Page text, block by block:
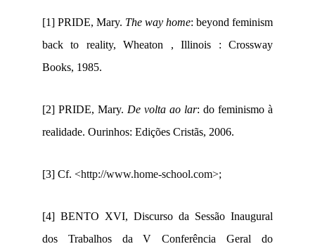
[1] PRIDE, Mary. The way home: beyond feminism
back to reality, Wheaton , Illinois : Crossway
Books, 1985.
[2] PRIDE, Mary. De volta ao lar: do feminismo à
realidade. Ourinhos: Edições Cristãs, 2006.
[3] Cf. <http://www.home-school.com>;
[4] BENTO XVI, Discurso da Sessão Inaugural
dos Trabalhos da V Conferência Geral do